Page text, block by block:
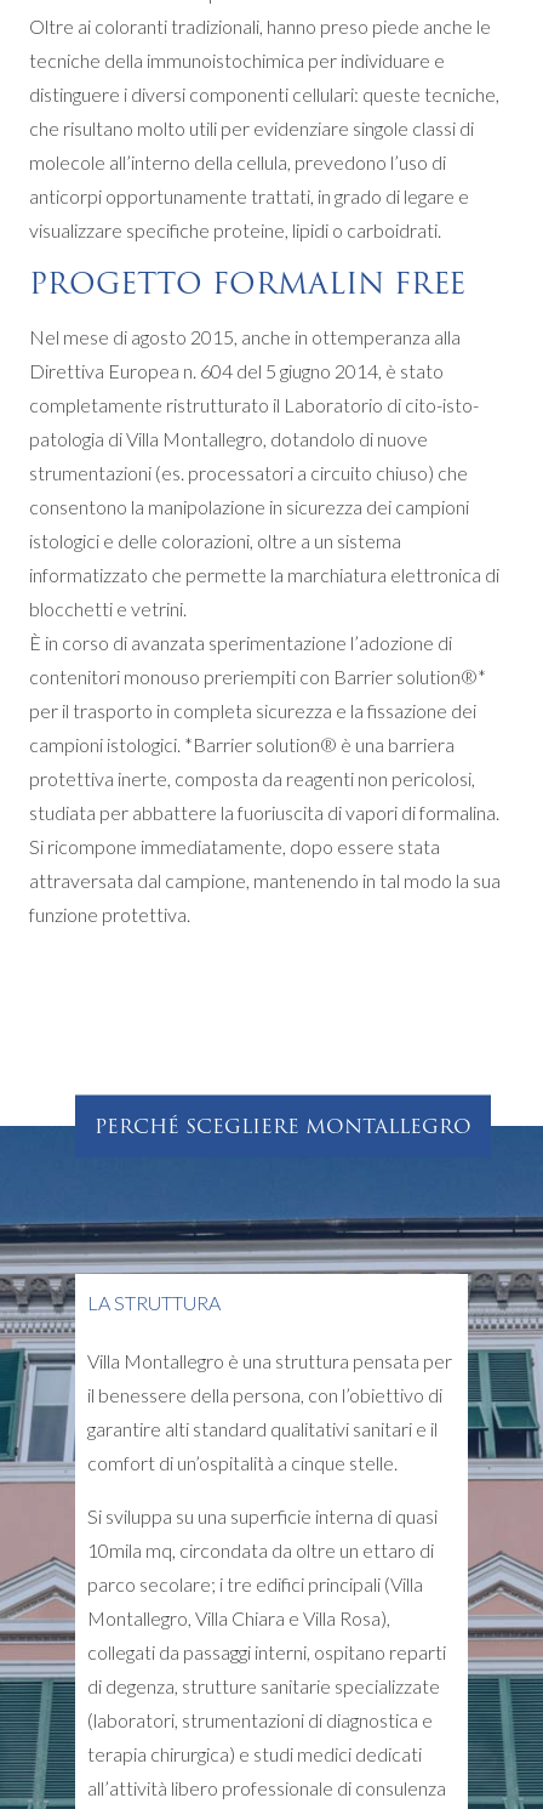
Oltre ai coloranti tradizionali, hanno preso piede anche le
tecniche della immunoistochimica per individuare e
distinguere i diversi componenti cellulari: queste tecniche,
che risultano molto utili per evidenziare singole classi di
molecole all’interno della cellula, prevedono l’uso di
anticorpi opportunamente trattati, in grado di legare e
visualizzare specifiche proteine, lipidi o carboidrati.
PROGETTO FORMALIN FREE
Nel mese di agosto 2015, anche in ottemperanza alla
Direttiva Europea n. 604 del 5 giugno 2014, è stato
completamente ristrutturato il Laboratorio di cito-isto-
patologia di Villa Montallegro, dotandolo di nuove
strumentazioni (es. processatori a circuito chiuso) che
consentono la manipolazione in sicurezza dei campioni
istologici e delle colorazioni, oltre a un sistema
informatizzato che permette la marchiatura elettronica di
blocchetti e vetrini.
È in corso di avanzata sperimentazione l’adozione di
contenitori monouso preriempiti con Barrier solution®*
per il trasporto in completa sicurezza e la fissazione dei
campioni istologici. *Barrier solution® è una barriera
protettiva inerte, composta da reagenti non pericolosi,
studiata per abbattere la fuoriuscita di vapori di formalina.
Si ricompone immediatamente, dopo essere stata
attraversata dal campione, mantenendo in tal modo la sua
funzione protettiva.
PERCHÉ SCEGLIERE MONTALLEGRO
LA STRUTTURA
Villa Montallegro è una struttura pensata per
il benessere della persona, con l’obiettivo di
garantire alti standard qualitativi sanitari e il
comfort di un’ospitalità a cinque stelle.
Si sviluppa su una superficie interna di quasi
10mila mq, circondata da oltre un ettaro di
parco secolare; i tre edifici principali (Villa
Montallegro, Villa Chiara e Villa Rosa),
collegati da passaggi interni, ospitano reparti
di degenza, strutture sanitarie specializzate
(laboratori, strumentazioni di diagnostica e
terapia chirurgica) e studi medici dedicati
all’attività libero professionale di consulenza